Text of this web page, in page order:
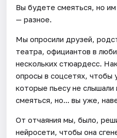
Вы будете смеяться, но
— разное.
Мы опросили друзей,
театра, официантов в
нескольких стюардесс.
опросы в соцсетях, чтобы
которые пьесу не
смеяться, но... вы уже,
От отчаяния мы, было,
нейросети, чтобы она